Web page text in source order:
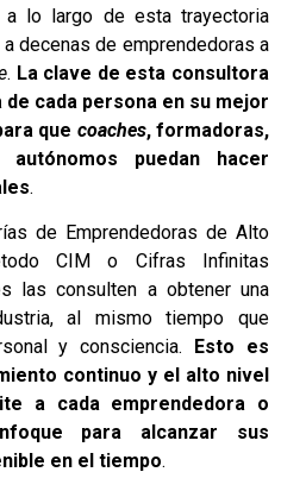
a lo largo de esta trayectoria
decenas de emprendedoras a
. La clave de esta consultora
cada persona en su mejor
que coaches, formadoras,
puedan hacer
.
de Emprendedoras de Alto
CIM o Cifras Infinitas
las consulten a obtener una
al mismo tiempo que
y consciencia. Esto es
continuo y el alto nivel
a cada emprendedora o
para alcanzar sus
en el tiempo.